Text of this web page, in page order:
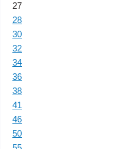
27
28
30
32
34
36
38
41
46
50